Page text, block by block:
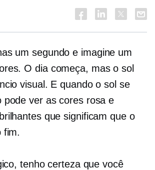
um segundo e imagine um
O dia começa, mas o sol
visual. E quando o sol se
pode ver as cores rosa e
que significam que o
fim.
tenho certeza que você